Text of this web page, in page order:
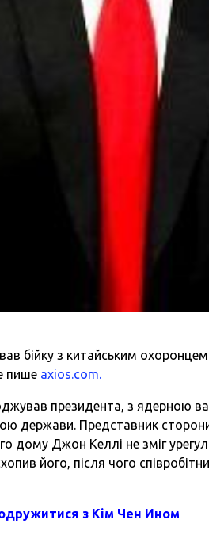
бійку з китайським охоронцем
пише axios.com.
президента, з ядерною
держави. Представник
дому Джон Келлі не зміг
його, після чого
з Кім Чен Ином